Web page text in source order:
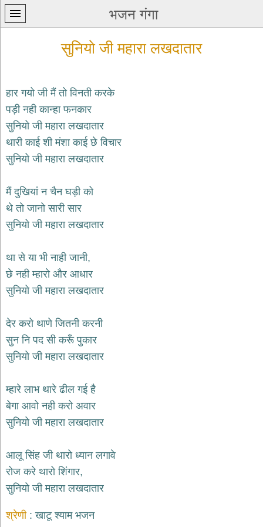
भजन गंगा
प्रथम
पन्ना
home
कृष्ण
bhajans
शिव
भजन
हनुमान
भजन
hanuman
bhajans
भजन
sai
bhajans
जैन
jain
bhajans
दुर्गा
भजन
गणेश
भजन
ganesh
राम
सुनियो जी महारा लखदातार
हार गयो जी मैं तो विनती करके
पड़ी नही कान्हा फनकार
सुनियो जी महारा लखदातार
थारी काई शी मंशा काई छे विचार
सुनियो जी महारा लखदातार
मैं दुखियां न चैन घड़ी को
थे तो जानो सारी सार
सुनियो जी महारा लखदातार
था से या भी नाही जानी,
छे नही म्हारो और आधार
सुनियो जी महारा लखदातार
देर करो थाणे जितनी करनी
सुन नि पद सी करूँ पुकार
सुनियो जी महारा लखदातार
म्हारे लाभ थारे ढील गई है
बेगा आवो नही करो अवार
सुनियो जी महारा लखदातार
आलू सिंह जी थारो ध्यान लगावे
रोज करे थारो शिंगार,
सुनियो जी महारा लखदातार
श्रेणी खाटू श्याम भजन